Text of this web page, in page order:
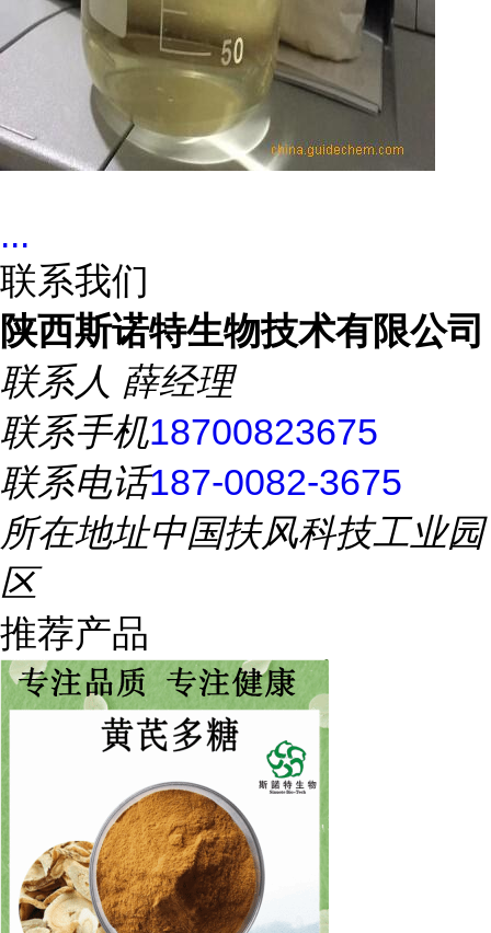
...
联系我们
陕西斯诺特生物技术有限公司
联系人 薛经理
联系手机18700823675
联系电话187-0082-3675
所在地址中国扶风科技工业园
区
推荐产品